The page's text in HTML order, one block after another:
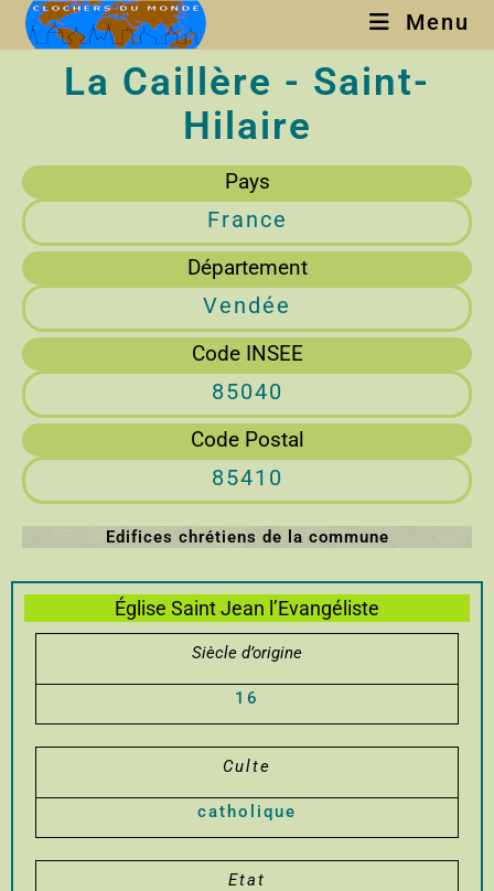
Menu
La Caillère - Saint-
Hilaire
Pays
France
Département
Vendée
Code INSEE
85040
Code Postal
85410
Edifices chrétiens de la commune
Église Saint Jean l’Evangéliste
Siècle d’origine
16
Culte
catholique
Etat